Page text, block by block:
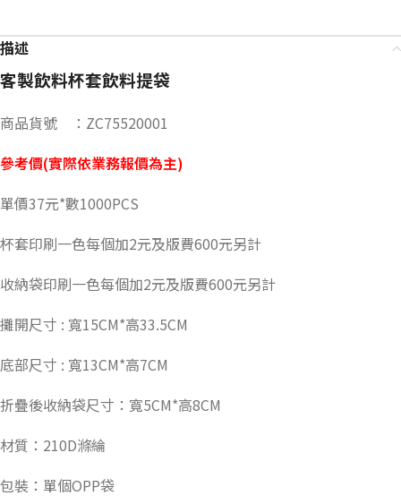
描述
客製飲料杯套飲料提袋
商品貨號 ：ZC75520001
參考價(實際依業務報價為主)
單價37元*數1000PCS
杯套印刷一色每個加2元及版費600元另計
收納袋印刷一色每個加2元及版費600元另計
攤開尺寸 : 寬15CM*高33.5CM
底部尺寸 : 寬13CM*高7CM
折疊後收納袋尺寸：寬5CM*高8CM
材質：210D滌綸
包裝：單個OPP袋